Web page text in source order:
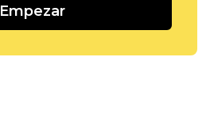
Empezar